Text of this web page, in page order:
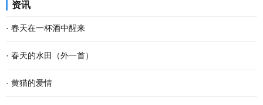
资讯
· 春天在一杯酒中醒来
杯斟满，等一场空 静。漏水的时间 放养一池蛙鸣 征途，在爹的目光
里 安慰，娘的一声叹息 青花在杯里 扶起那个弹琴的人 风在弦上，等
· 春天的水田（外一首）
春天的水田里， 禾苗怀抱农夫的希望，孕育夏日的稻香； 柳条喜欢伸
· 黄猫的爱情